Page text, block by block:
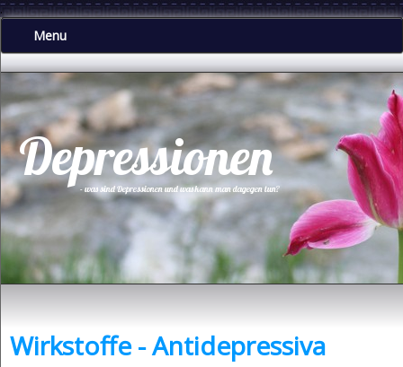
.
Menu
Depressionen
- was sind Depressionen und was kann man dagegen tun?
Wirkstoffe - Antidepressiva